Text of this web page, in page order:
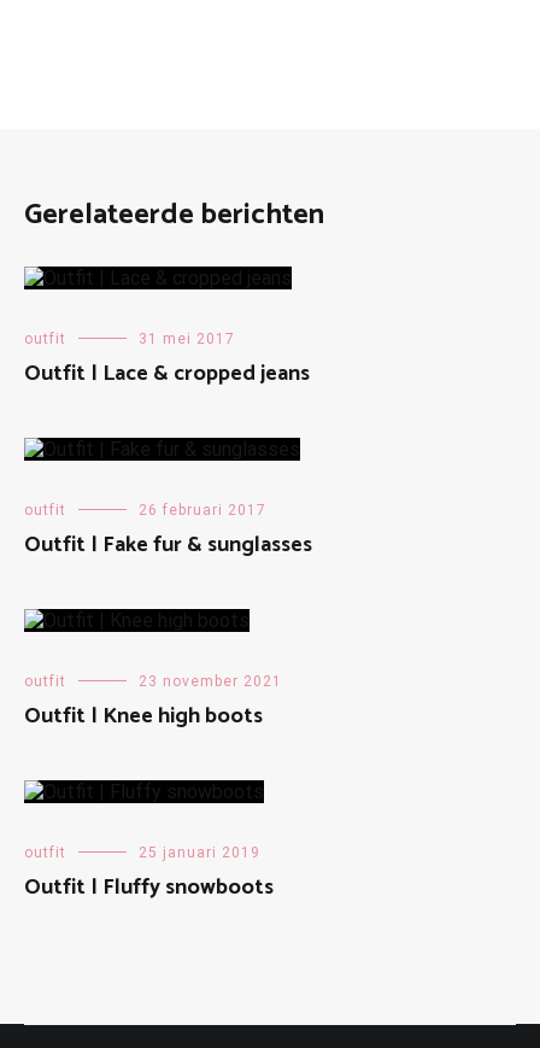
Gerelateerde berichten
outfit 31 mei 2017
Outfit | Lace & cropped jeans
outfit 26 februari 2017
Outfit | Fake fur & sunglasses
outfit 23 november 2021
Outfit | Knee high boots
outfit 25 januari 2019
Outfit | Fluffy snowboots